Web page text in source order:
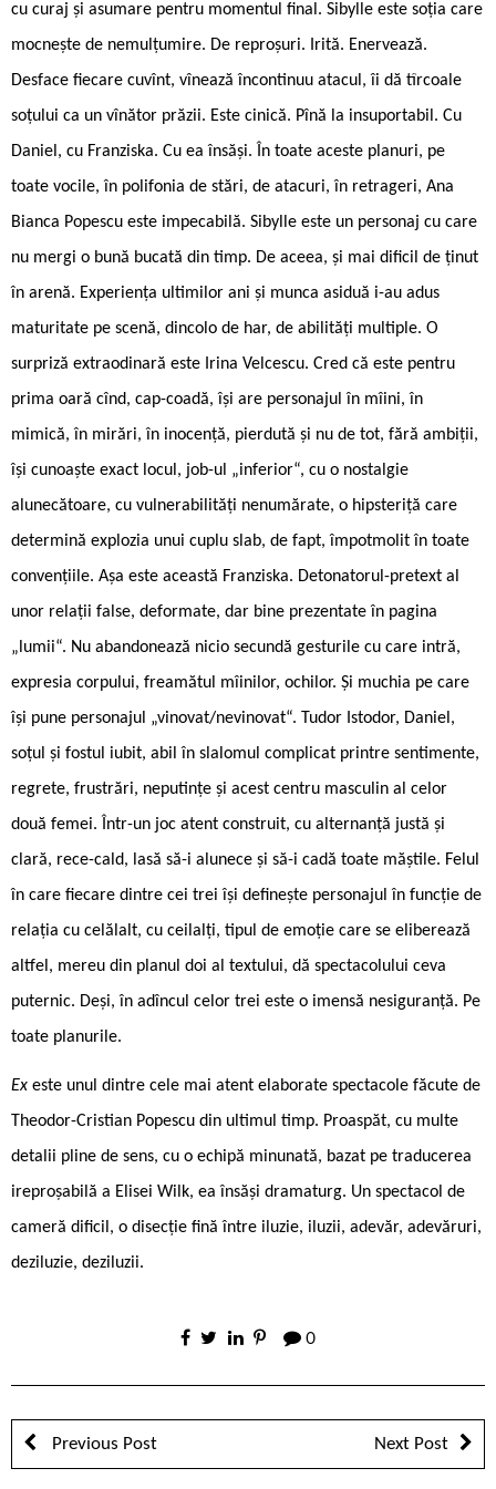
cu curaj și asumare pentru momentul final. Sibylle este soția care
mocnește de nemulțumire. De reproșuri. Irită. Enervează.
Desface fiecare cuvînt, vînează încontinuu atacul, îi dă tîrcoale
soțului ca un vînător prăzii. Este cinică. Pînă la insuportabil. Cu
Daniel, cu Franziska. Cu ea însăși. În toate aceste planuri, pe
toate vocile, în polifonia de stări, de atacuri, în retrageri, Ana
Bianca Popescu este impecabilă. Sibylle este un personaj cu care
nu mergi o bună bucată din timp. De aceea, și mai dificil de ținut
în arenă. Experiența ultimilor ani și munca asiduă i-au adus
maturitate pe scenă, dincolo de har, de abilități multiple. O
surpriză extraodinară este Irina Velcescu. Cred că este pentru
prima oară cînd, cap-coadă, își are personajul în mîini, în
mimică, în mirări, în inocență, pierdută și nu de tot, fără ambiții,
își cunoaște exact locul, job-ul „inferior“, cu o nostalgie
alunecătoare, cu vulnerabilități nenumărate, o hipsteriță care
determină explozia unui cuplu slab, de fapt, împotmolit în toate
convențiile. Așa este această Franziska. Detonatorul-pretext al
unor relații false, deformate, dar bine prezentate în pagina
„lumii“. Nu abandonează nicio secundă gesturile cu care intră,
expresia corpului, freamătul mîinilor, ochilor. Și muchia pe care
își pune personajul „vinovat/nevinovat“. Tudor Istodor, Daniel,
soțul și fostul iubit, abil în slalomul complicat printre sentimente,
regrete, frustrări, neputințe și acest centru masculin al celor
două femei. Într-un joc atent construit, cu alternanță justă și
clară, rece-cald, lasă să-i alunece și să-i cadă toate măștile. Felul
în care fiecare dintre cei trei își definește personajul în funcție de
relația cu celălalt, cu ceilalți, tipul de emoție care se eliberează
altfel, mereu din planul doi al textului, dă spectacolului ceva
puternic. Deși, în adîncul celor trei este o imensă nesiguranță. Pe
toate planurile.
Ex este unul dintre cele mai atent elaborate spectacole făcute de
Theodor-Cristian Popescu din ultimul timp. Proaspăt, cu multe
detalii pline de sens, cu o echipă minunată, bazat pe traducerea
ireproșabilă a Elisei Wilk, ea însăși dramaturg. Un spectacol de
cameră dificil, o disecție fină între iluzie, iluzii, adevăr, adevăruri,
deziluzie, deziluzii.
0
Previous Post Next Post